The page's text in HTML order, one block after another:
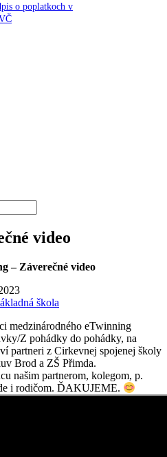
o poplatkoch v
video
– Záverečné video
škola
medzinárodného eTwinning
Z pohádky do pohádky, na
partneri z Cirkevnej spojenej školy
Brod a ZŠ Přimda.
našim partnerom, kolegom, p.
i rodičom. ĎAKUJEME.